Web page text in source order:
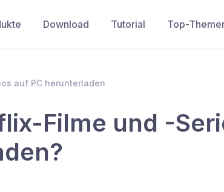
Download Tutorial Top-
auf PC herunterladen
Filme und -